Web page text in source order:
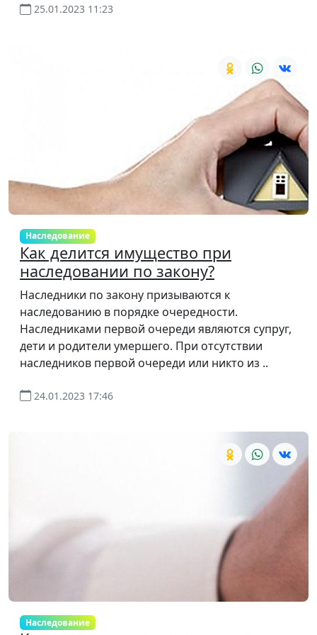
25.01.2023 11:23
Наследование
Как делится имущество при
наследовании по закону?
Наследники по закону призываются к
наследованию в порядке очередности.
Наследниками первой очереди являются супруг,
дети и родители умершего. При отсутствии
наследников первой очереди или никто из ..
24.01.2023 17:46
Наследование